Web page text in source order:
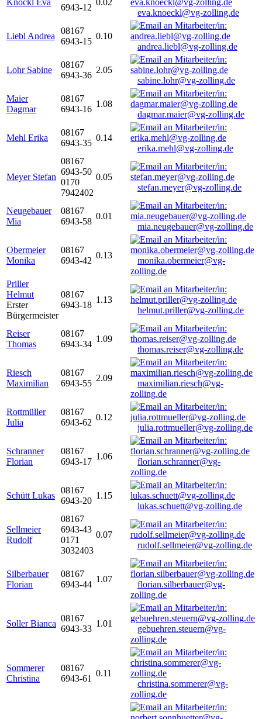
Knöckl Eva
6943-12
0.02
eva.knoeckl@vg-zolling.de
Liebl Andrea
08167
6943-15
0.10
andrea.liebl@vg-zolling.de
Lohr Sabine
08167
6943-36
2.05
sabine.lohr@vg-zolling.de
Maier
Dagmar
08167
6943-16
1.08
dagmar.maier@vg-zolling.de
Mehl Erika
08167
6943-35
0.14
erika.mehl@vg-zolling.de
Meyer Stefan
08167
6943-50
0170
7942402
0.05
stefan.meyer@vg-zolling.de
Neugebauer
Mia
08167
6943-58
0.01
mia.neugebauer@vg-zolling.de
Obermeier
Monika
08167
6943-42
0.13
monika.obermeier@vg-
zolling.de
Priller
Helmut
Erster
Bürgermeister
08167
6943-18
1.13
helmut.priller@vg-zolling.de
Reiser
Thomas
08167
6943-34
1.09
thomas.reiser@vg-zolling.de
Riesch
Maximilian
08167
6943-55
2.09
maximilian.riesch@vg-
zolling.de
Rottmüller
Julia
08167
6943-62
0.12
julia.rottmueller@vg-zolling.de
Schranner
Florian
08167
6943-17
1.06
florian.schranner@vg-
zolling.de
Schütt Lukas
08167
6943-20
1.15
lukas.schuett@vg-zolling.de
Sellmeier
Rudolf
08167
6943-43
0171
3032403
0.07
rudolf.sellmeier@vg-zolling.de
Silberbauer
Florian
08167
6943-44
1.07
florian.silberbauer@vg-
zolling.de
Soller Bianca
08167
6943-33
1.01
gebuehren.steuern@vg-
zolling.de
Sommerer
Christina
08167
6943-61
0.11
christina.sommerer@vg-
zolling.de